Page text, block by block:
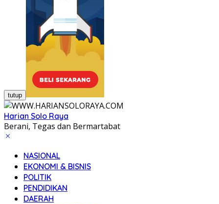
tutup
Harian Solo Raya
Berani, Tegas dan Bermartabat
NASIONAL
EKONOMI & BISNIS
POLITIK
PENDIDIKAN
DAERAH